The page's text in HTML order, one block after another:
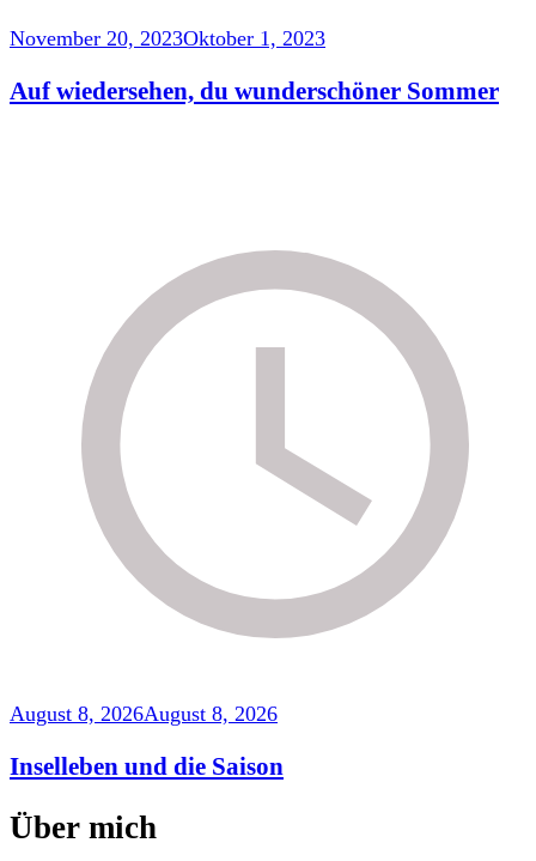
November 20, 2023Oktober 1, 2023
Auf wiedersehen, du wunderschöner Sommer
August 8, 2026August 8, 2026
Inselleben und die Saison
Über mich